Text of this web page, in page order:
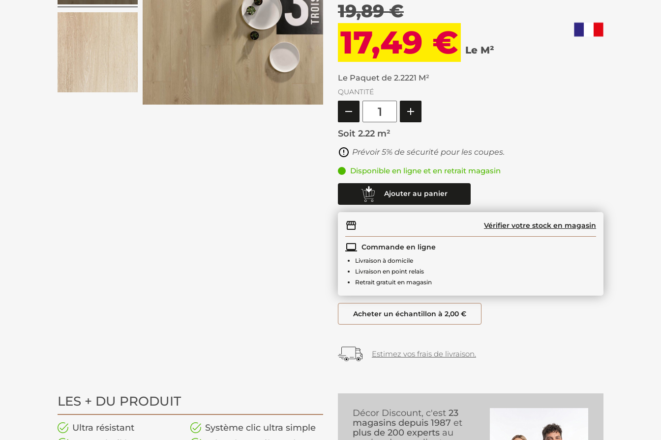
19,89 €
17,49 € Le M²
Le Paquet de 2.2221 M²
QUANTITÉ
Soit 2.22 m²
Prévoir 5% de sécurité pour les coupes.
Disponible en ligne et en retrait magasin
Ajouter au panier
Vérifier votre stock en magasin
Commande en ligne
Livraison à domicile
Livraison en point relais
Retrait gratuit en magasin
Acheter un échantillon à 2,00 €
Estimez vos frais de livraison.
LES + DU PRODUIT
Ultra résistant
Système clic ultra simple
Décor Discount, c'est 23
magasins depuis 1987 et
plus de 200 experts au